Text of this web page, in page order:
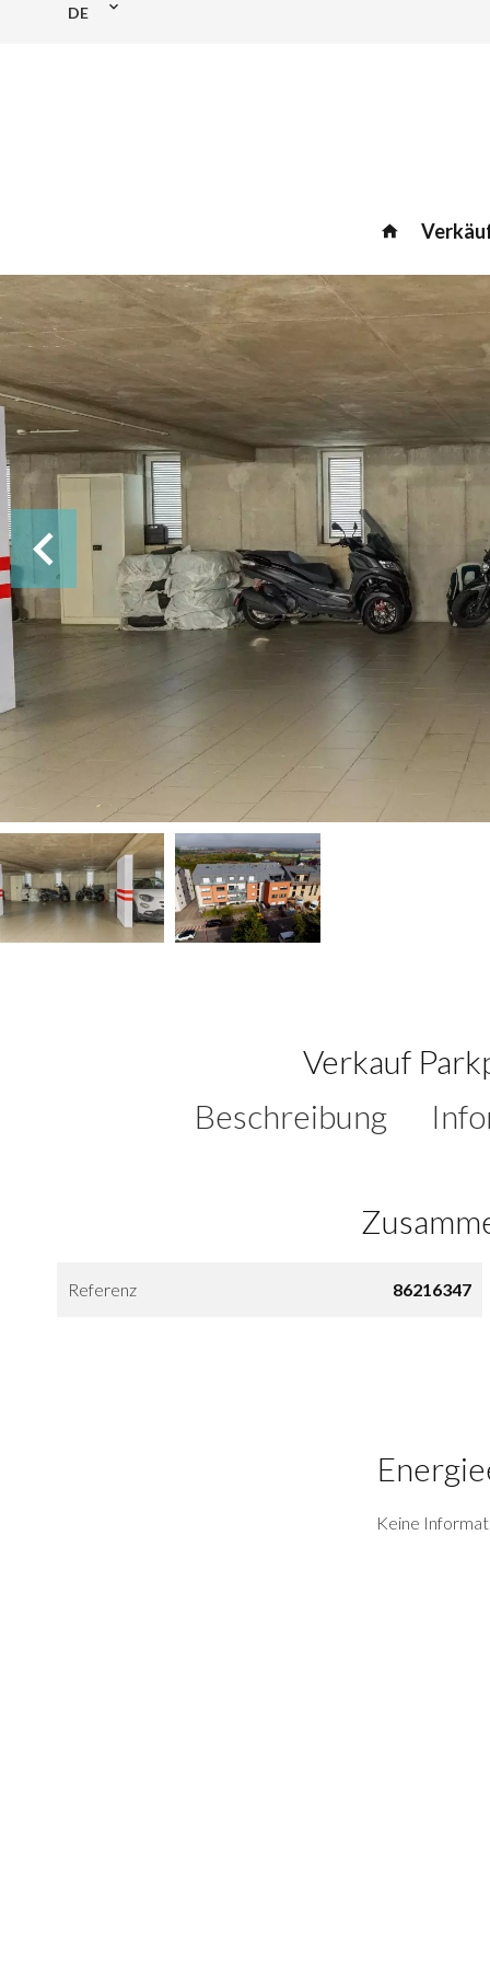
DE
Verkauf
Beschreibung
Referenz 86216347
Keine